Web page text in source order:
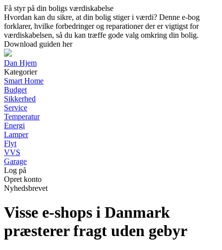
Få styr på din boligs værdiskabelse
Hvordan kan du sikre, at din bolig stiger i værdi? Denne e-bog
forklarer, hvilke forbedringer og reparationer der er vigtigst for
værdiskabelsen, så du kan træffe gode valg omkring din bolig.
Download guiden her
Dan Hjem
Kategorier
Smart Home
Budget
Sikkerhed
Service
Temperatur
Energi
Lamper
Flyt
VVS
Garage
Log på
Opret konto
Nyhedsbrevet
Visse e-shops i Danmark
præsterer fragt uden gebyr